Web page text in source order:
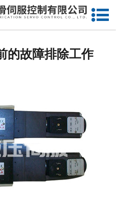
网站首页
资质荣誉
售后服务
的故障排除工作